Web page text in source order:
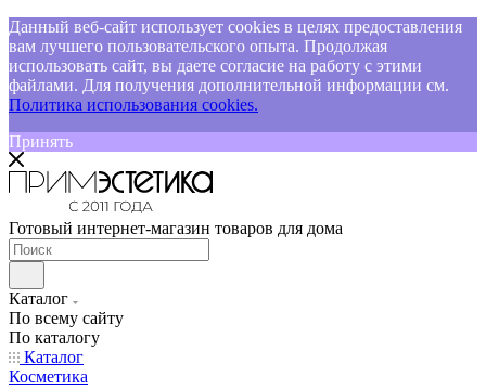
Данный веб-сайт использует cookies в целях предоставления
вам лучшего пользовательского опыта. Продолжая
использовать сайт, вы даете согласие на работу с этими
файлами. Для получения дополнительной информации см.
Политика использования cookies.
Принять
Готовый интернет-магазин товаров для дома
Каталог
По всему сайту
По каталогу
Каталог
Косметика